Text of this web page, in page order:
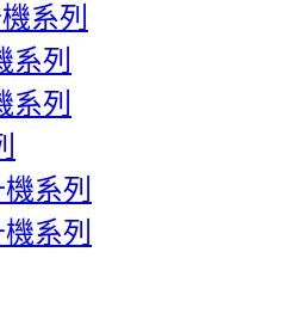
系列
系列
系列
系列
系列